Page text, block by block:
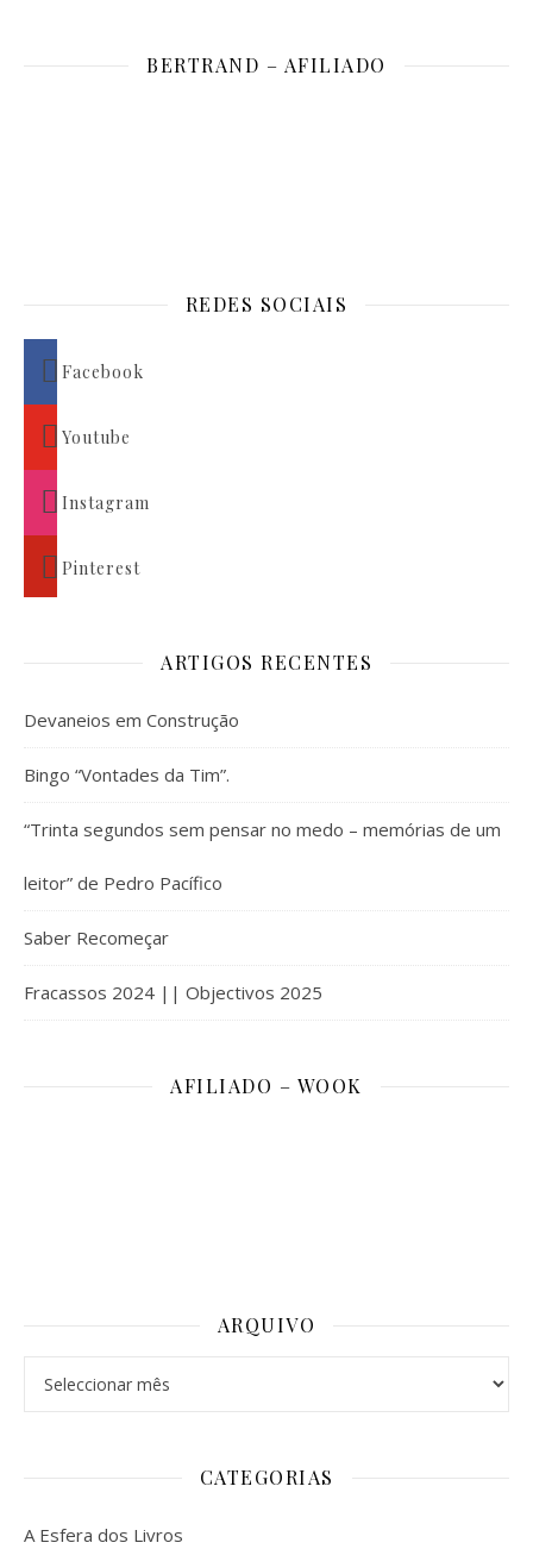
BERTRAND – AFILIADO
REDES SOCIAIS
Facebook
Youtube
Instagram
Pinterest
ARTIGOS RECENTES
Devaneios em Construção
Bingo “Vontades da Tim”.
“Trinta segundos sem pensar no medo – memórias de um
leitor” de Pedro Pacífico
Saber Recomeçar
Fracassos 2024 || Objectivos 2025
AFILIADO – WOOK
ARQUIVO
CATEGORIAS
A Esfera dos Livros